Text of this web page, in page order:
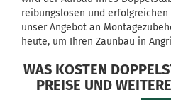
reibungslosen und erfolgreichen
unser Angebot an
heute, um Ihren Zaunbau in
WAS KOSTEN
PREISE UND